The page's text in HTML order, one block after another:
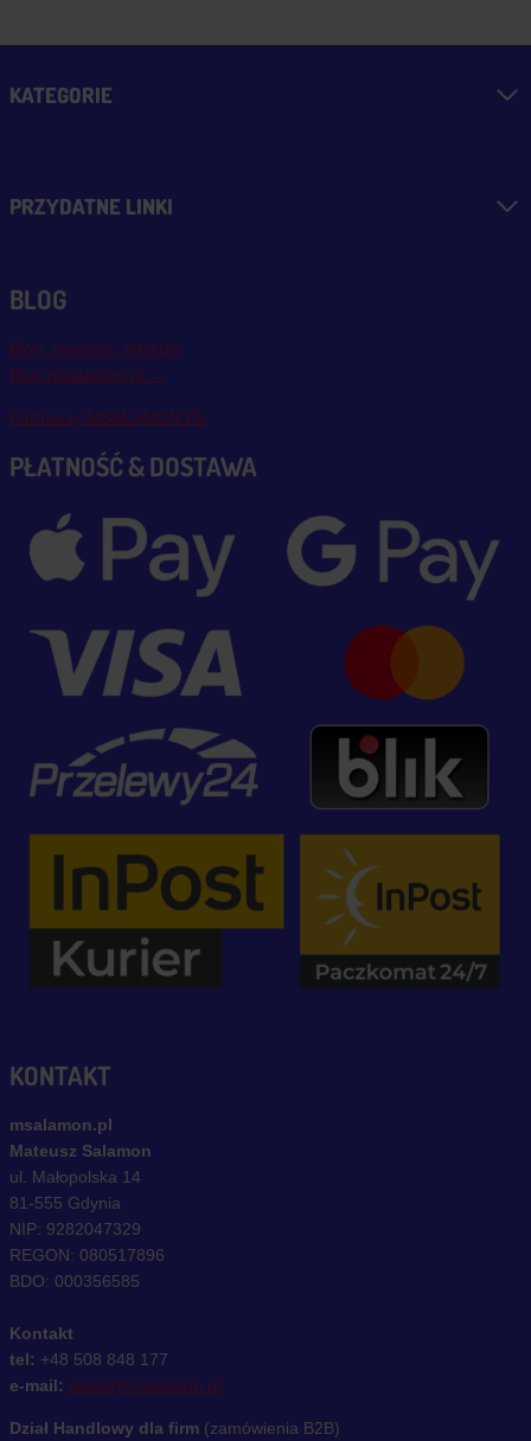
KATEGORIE
PRZYDATNE LINKI
BLOG
Blog, nowości, artykuły
Blog msalamon.pl →
Partnerzy MSALAMON.PL
PŁATNOŚĆ & DOSTAWA
KONTAKT
msalamon.pl
Mateusz Salamon
ul. Małopolska 14
81-555 Gdynia
NIP: 9282047329
REGON: 080517896
BDO: 000356585
Kontakt
tel: +48 508 848 177
e-mail: sklep@msalamon.pl
Dział Handlowy dla firm (zamówienia B2B)